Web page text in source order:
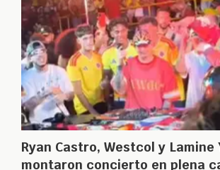
Ryan Castro, Westcol y Lamine
montaron concierto en plena